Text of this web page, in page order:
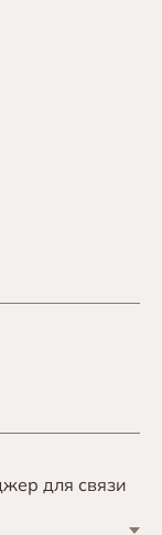
для связи